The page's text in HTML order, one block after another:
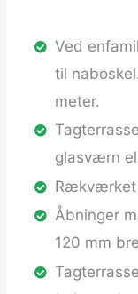
Ved
til
meter.
glasværn
Rækværket
Åbninger
120 mm